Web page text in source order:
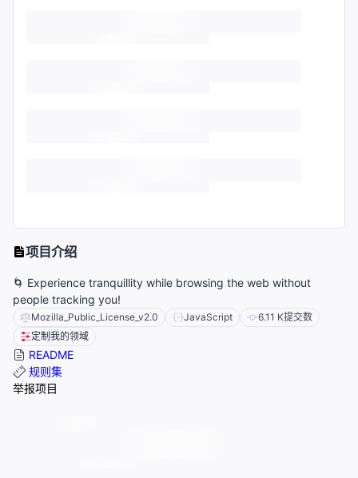
项目介绍
🌀 Experience tranquillity while browsing the web without
people tracking you!
Mozilla_Public_License_v2.0 JavaScript 6.11 K提交数
定制我的领域
README
规则集
举报项目